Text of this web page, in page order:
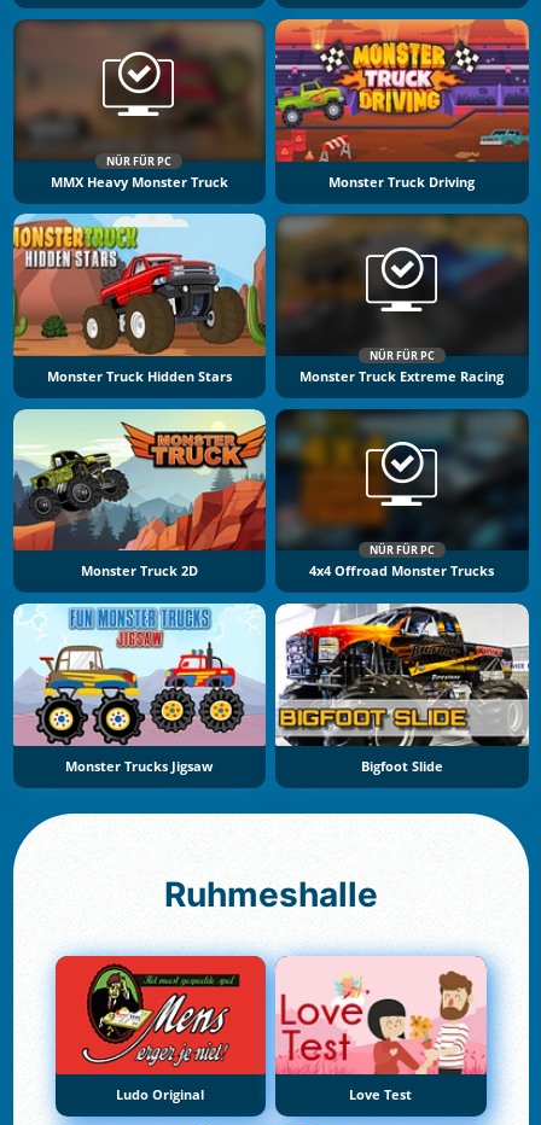
NÜR FÜR PC
MMX Heavy Monster Truck Monster Truck Driving
Monster Truck Hidden Stars
NÜR FÜR PC
Monster Truck Extreme Racing
Monster Truck 2D
NÜR FÜR PC
4x4 Offroad Monster Trucks
Monster Trucks Jigsaw Bigfoot Slide
Ruhmeshalle
Ludo Original Love Test